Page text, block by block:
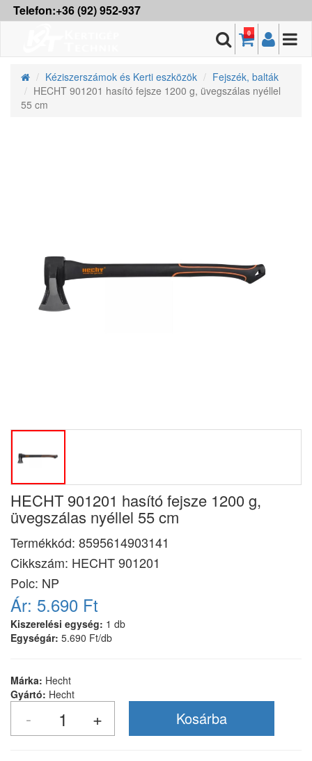
Telefon:+36 (92) 952-937
0
Kéziszerszámok és Kerti eszközök
Fejszék, balták
HECHT 901201 hasító fejsze 1200 g, üvegszálas nyéllel
55 cm
HECHT 901201 hasító fejsze 1200 g,
üvegszálas nyéllel 55 cm
Termékkód: 8595614903141
Cikkszám: HECHT 901201
Polc: NP
Ár: 5.690 Ft
Kiszerelési egység: 1 db
Egységár: 5.690 Ft/db
Márka: Hecht
Gyártó: Hecht